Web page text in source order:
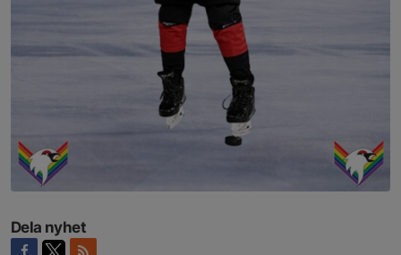
Dela nyhet